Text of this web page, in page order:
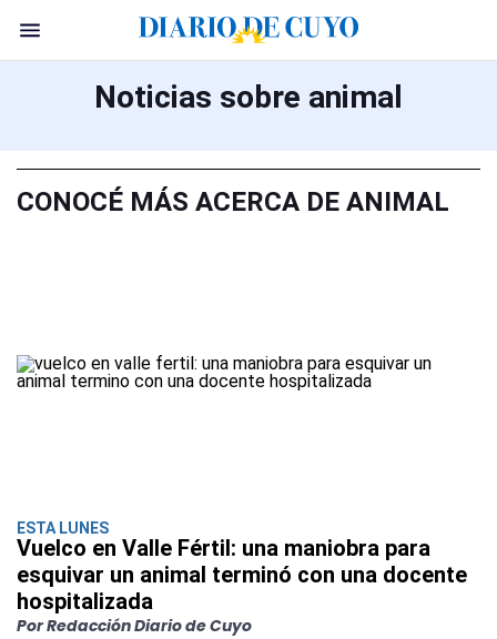
Noticias sobre animal
CONOCÉ MÁS ACERCA DE ANIMAL
ESTA LUNES
Vuelco en Valle Fértil: una maniobra para
esquivar un animal terminó con una docente
hospitalizada
Por Redacción Diario de Cuyo